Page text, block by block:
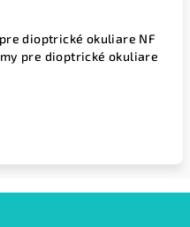
dioptrické okuliare NF
pre dioptrické okuliare